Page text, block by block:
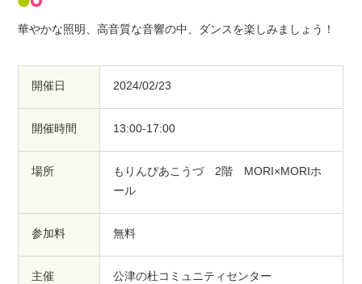
華やかな照明、高音質な音響の中、ダンスを楽しみましょう！
開催日 2024/02/23
開催時間 13:00-17:00
場所
もりんぴあこうづ 2階 MORI×MORIホ
ール
参加料 無料
主催 公津の杜コミュニティセンター